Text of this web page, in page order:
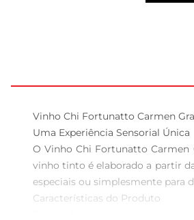
Vinho Chi Fortunatto Carmen
Uma Experiência Sensorial Única
O Vinho Chi Fortunatto Carmen
vinho tinto é elaborado a partir
especiais ou simplesmente para
Características do Produto